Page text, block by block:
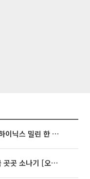
[베스트&워스트] 삼성전자·SK하이닉스 밀린 한 주…상상인증권은 85% 급등
35도 안팎 무더위 이어져…전국 곳곳 소나기 [오늘 날씨]